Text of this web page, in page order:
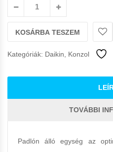
KOSÁRBA TESZEM
Kategóriák: Daikin Konzol
TOVÁBBI
Padlón álló egység az